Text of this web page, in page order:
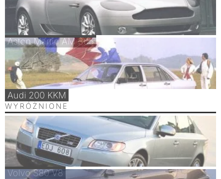
Aston Martin AM 305
Audi 200 KKM
WYRÓŻNIONE
Volvo S80 V8